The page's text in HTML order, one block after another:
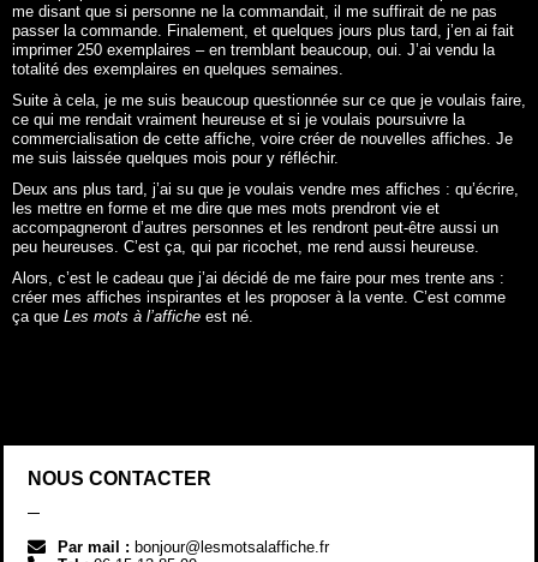
me disant que si personne ne la commandait, il me suffirait de ne pas
passer la commande. Finalement, et quelques jours plus tard, j’en ai fait
imprimer 250 exemplaires – en tremblant beaucoup, oui. J’ai vendu la
totalité des exemplaires en quelques semaines.
Suite à cela, je me suis beaucoup questionnée sur ce que je voulais faire,
ce qui me rendait vraiment heureuse et si je voulais poursuivre la
commercialisation de cette affiche, voire créer de nouvelles affiches. Je
me suis laissée quelques mois pour y réfléchir.
Deux ans plus tard, j’ai su que je voulais vendre mes affiches : qu’écrire,
les mettre en forme et me dire que mes mots prendront vie et
accompagneront d’autres personnes et les rendront peut-être aussi un
peu heureuses. C’est ça, qui par ricochet, me rend aussi heureuse.
Alors, c’est le cadeau que j’ai décidé de me faire pour mes trente ans :
créer mes affiches inspirantes et les proposer à la vente. C’est comme
ça que Les mots à l’affiche est né.
NOUS CONTACTER
Par mail : bonjour@lesmotsalaffiche.fr